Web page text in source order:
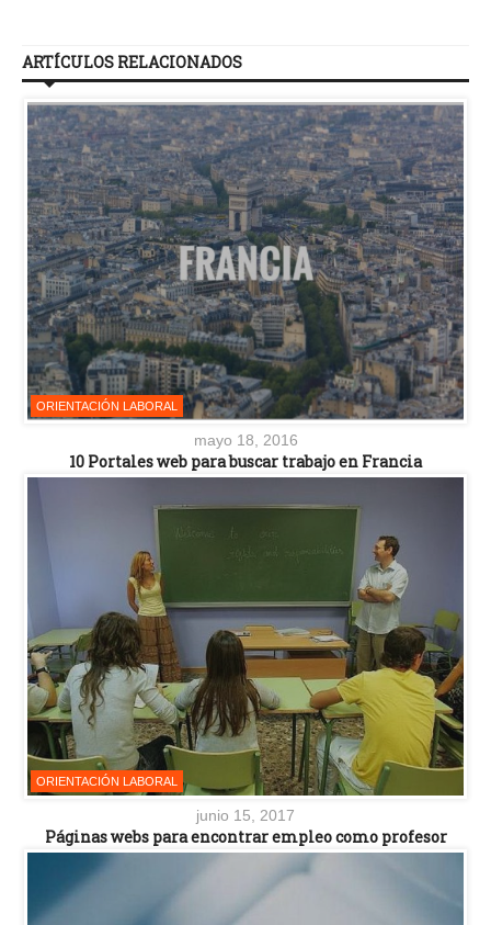
ARTÍCULOS RELACIONADOS
ORIENTACIÓN LABORAL
mayo 18, 2016
10 Portales web para buscar trabajo en Francia
ORIENTACIÓN LABORAL
junio 15, 2017
Páginas webs para encontrar empleo como profesor